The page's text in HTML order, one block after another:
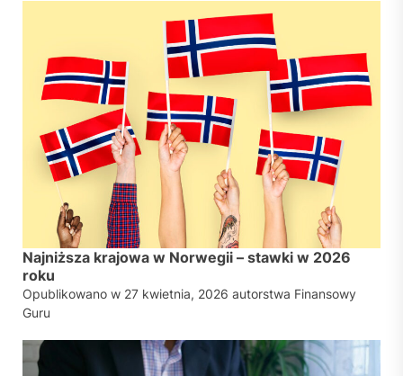
Najniższa krajowa w Norwegii – stawki w 2026
roku
Opublikowano w 27 kwietnia, 2026 autorstwa Finansowy
Guru